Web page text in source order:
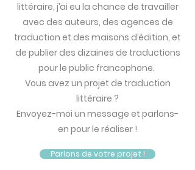
littéraire, j’ai eu la chance de travailler
avec des auteurs, des agences de
traduction et des maisons d’édition, et
de publier des dizaines de traductions
pour le public francophone.
Vous avez un projet de traduction
littéraire ?
Envoyez-moi un message et parlons-
en pour le réaliser !
Parlons de votre projet !